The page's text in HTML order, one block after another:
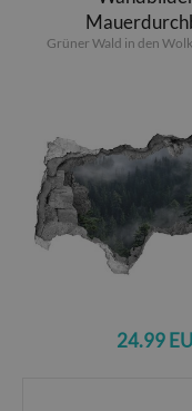
Grüner Wald in den
24.99